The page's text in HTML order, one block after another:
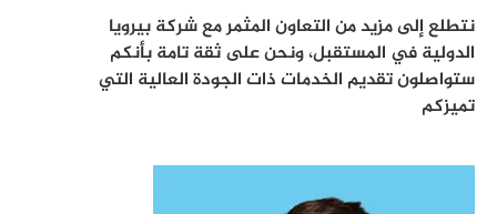
نتطلع إلى مزيد من التعاون المثمر مع شركة بيرويا
الدولية في المستقبل، ونحن على ثقة تامة بأنكم
ستواصلون تقديم الخدمات ذات الجودة العالية التي
تميزكم